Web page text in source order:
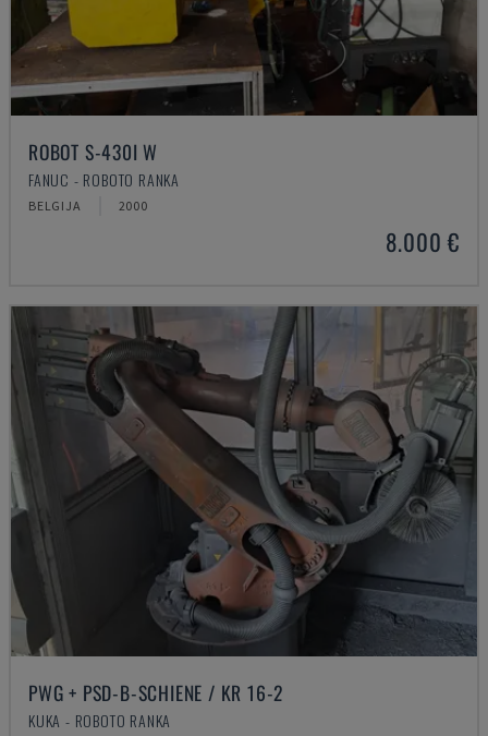
ROBOT S-430I W
FANUC - ROBOTO RANKA
BELGIJA 2000
8.000 €
PWG + PSD-B-SCHIENE / KR 16-2
KUKA - ROBOTO RANKA